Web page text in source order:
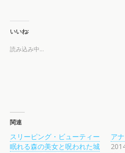
いいね:
読み込み中…
関連
スリーピング・ビューティー
眠れる森の美女と呪われた城
ア